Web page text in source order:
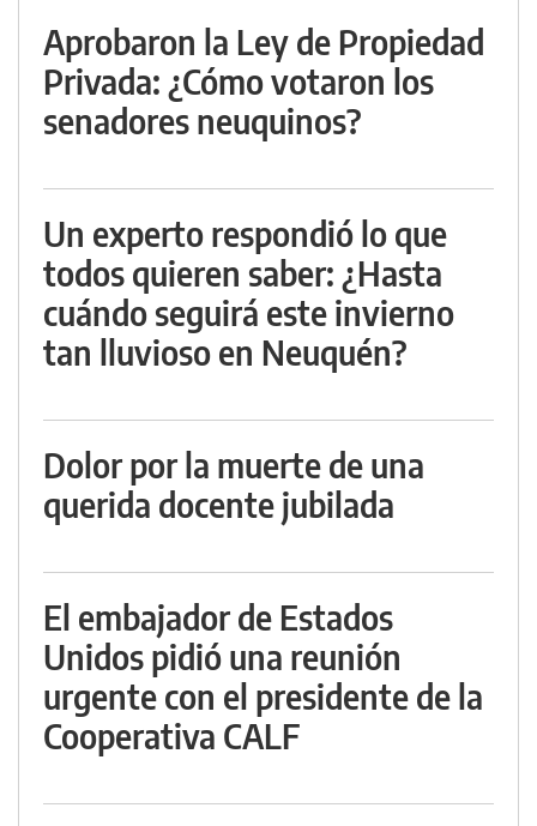
Aprobaron la Ley de Propiedad
Privada: ¿Cómo votaron los
senadores neuquinos?
Un experto respondió lo que
todos quieren saber: ¿Hasta
cuándo seguirá este invierno
tan lluvioso en Neuquén?
Dolor por la muerte de una
querida docente jubilada
El embajador de Estados
Unidos pidió una reunión
urgente con el presidente de la
Cooperativa CALF